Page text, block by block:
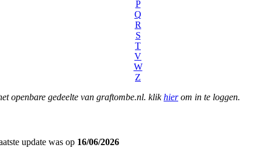
P
Q
R
S
T
V
W
Z
openbare gedeelte van graftombe.nl. klikhierom in te loggen.
update was op 16/06/2026